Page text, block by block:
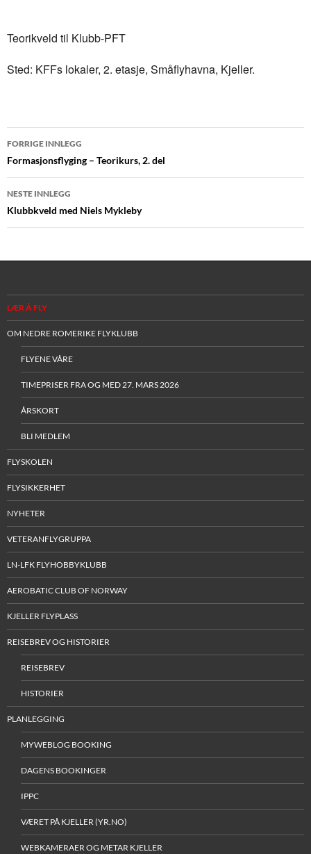
Teorikveld til Klubb-PFT
Sted: KFFs lokaler, 2. etasje, Småflyhavna, Kjeller.
Innleggsnavigasjon
FORRIGE INNLEGG
Formasjonsflyging – Teorikurs, 2. del
NESTE INNLEGG
Klubbkveld med Niels Mykleby
LÆR Å FLY
OM NEDRE ROMERIKE FLYKLUBB
FLYENE VÅRE
TIMEPRISER FRA OG MED 27. MARS 2026
ÅRSKORT
BLI MEDLEM
FLYSKOLEN
FLYSIKKERHET
NYHETER
VETERANFLYGRUPPA
LN-LFK FLYHOBBYKLUBB
AEROBATIC CLUB OF NORWAY
KJELLER FLYPLASS
REISEBREV OG HISTORIER
REISEBREV
HISTORIER
PLANLEGGING
MYWEBLOG BOOKING
DAGENS BOOKINGER
IPPC
VÆRET PÅ KJELLER (YR.NO)
WEBKAMERAER OG METAR KJELLER